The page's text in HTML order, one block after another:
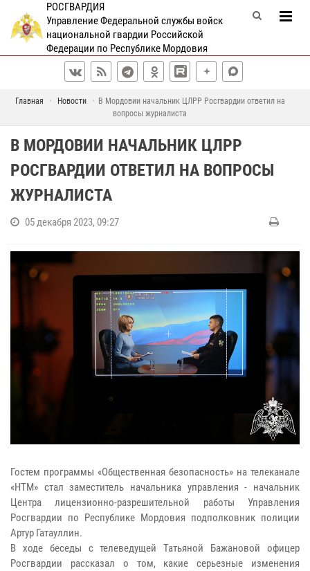
РОСГВАРДИЯ
Управление Федеральной службы войск
национальной гвардии Российской
Федерации по Республике Мордовия
Главная Новости
В Мордовии начальник ЦЛРР Росгвардии ответил на
вопросы журналиста
В МОРДОВИИ НАЧАЛЬНИК ЦЛРР
РОСГВАРДИИ ОТВЕТИЛ НА ВОПРОСЫ
ЖУРНАЛИСТА
05 декабря 2023, 09:27
Гостем программы «Общественная безопасность» на телеканале
«НТМ» стал заместитель начальника управления - начальник
Центра лицензионно-разрешительной работы Управления
Росгвардии по Республике Мордовия подполковник полиции
Артур Гатауллин.
В ходе беседы с телеведущей Татьяной Бажановой офицер
Росгвардии рассказал о том, какие серьезные изменения